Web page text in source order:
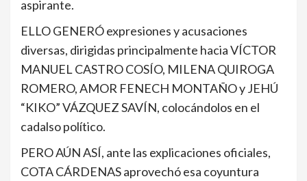
aspirante.
ELLO GENERÓ expresiones y acusaciones
diversas, dirigidas principalmente hacia VÍCTOR
MANUEL CASTRO COSÍO, MILENA QUIROGA
ROMERO, AMOR FENECH MONTAÑO y JEHÚ
“KIKO” VÁZQUEZ SAVÍN, colocándolos en el
cadalso político.
PERO AÚN ASÍ, ante las explicaciones oficiales,
COTA CÁRDENAS aprovechó esa coyuntura